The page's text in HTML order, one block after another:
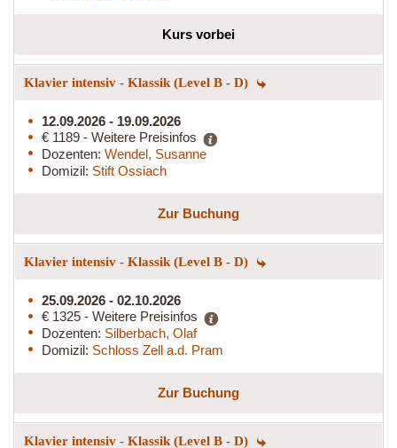
Kurs vorbei
Klavier intensiv - Klassik (Level B - D)
12.09.2026 - 19.09.2026
€ 1189 - Weitere Preisinfos
Dozenten: Wendel, Susanne
Domizil: Stift Ossiach
Zur Buchung
Klavier intensiv - Klassik (Level B - D)
25.09.2026 - 02.10.2026
€ 1325 - Weitere Preisinfos
Dozenten: Silberbach, Olaf
Domizil: Schloss Zell a.d. Pram
Zur Buchung
Klavier intensiv - Klassik (Level B - D)